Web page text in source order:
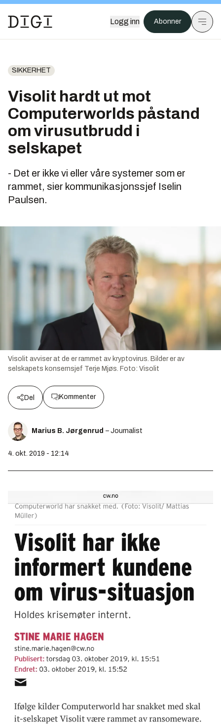
Logg inn Abonner
SIKKERHET
Visolit hardt ut mot
Computerworlds påstand
om virusutbrudd i
selskapet
- Det er ikke vi eller våre systemer som er
rammet, sier kommunikasjonssjef Iselin
Paulsen.
Visolit avviser at de er rammet av kryptovirus. Bilder er av
selskapets konsernsjef Terje Mjøs. Foto: Visolit
Del Kommenter
Marius B. Jørgenrud – Journalist
4. okt. 2019 - 12:14